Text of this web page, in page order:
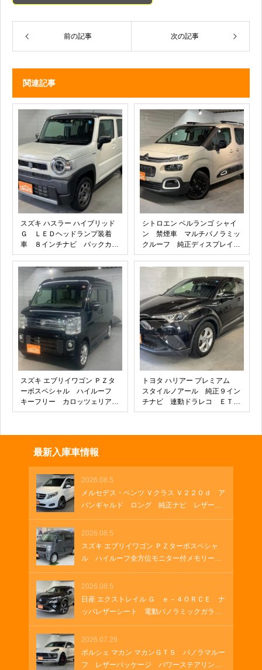
前の記事 次の記事
関連記事
スズキ ハスラー ハイブリッド
Ｇ ＬＥＤヘッドランプ装着
車 ８インチナビ バックカメ
ラ ＥＴＣ クルーズコントロ
ール シートヒーター 前後ド
ラレコ ステアリングリモコ
ン オートエアコン キーフリ
ー Ｂｌｕｅｔｏｏｔｈ
シトロエン ベルランゴ シャイ
ン 禁煙車 マルチパノラミッ
クルーフ 純正ディスプレイオ
ーディオ クルーズコントロー
ル バックカメラ パドルシフ
ト 衝突軽減ブレーキ ブライ
ンドスポットモニター 純正１
６インチアルミ 前後ドラレコ
スズキ エブリイワゴン ＰＺタ
ーボスペシャル ハイルーフ
キーフリー カロッツェリア製
ナビ
トヨタ ハリアー プレミアム
スタイルノアール 純正９イン
チナビ 連動ドラレコ ＥＴＣ
２．０ クルーズコントロー
クドア パワーシート バック
ム オートホールド
最新入庫車情報
2026.08.5
メルセデス・ベンツ Ｖクラス Ｖ２２０ｄ ア
バンギャルド ロング 純正ナビ レザーシ
ート 両側パワースライド 電動シート ブ
ルメスターサウンド フルセグＴＶ 純正１
９インチアルミホイール クルーズコントロ
ール パドルシフト パワーゲート ＵＳＢ
2026.08.5
スズキ エブリイワゴン ＰＺターボスペシャ
ル ハイルーフ全方位モニター付メモリーナ
ビ 全方位モニター付きナビゲーション Ｈ
ＤＭＩ ＵＳＢソケット ステアリングヒー
ター 両側パワースライド オートステッ
プ オートステップ クルーズコントロー
2026.08.5
日産 エクストレイル Ｇ ｅ－４ＯＲＣＥ ナ
ッパレザーシート 電動パノラミックガラス
ルーフ 純正１２．３インチナビ ＥＴＣ
２．０ ルーフレール 純正ナビ プロパイ
ロット メモリーナビゲーション ＬＥＤヘ
ッドランプ オートマチックハイビーム 車
2026.07.29
ポルシェ マカン マカンＧＴＳ パノラマルー
フ レザーパッケージ パワーステアリング